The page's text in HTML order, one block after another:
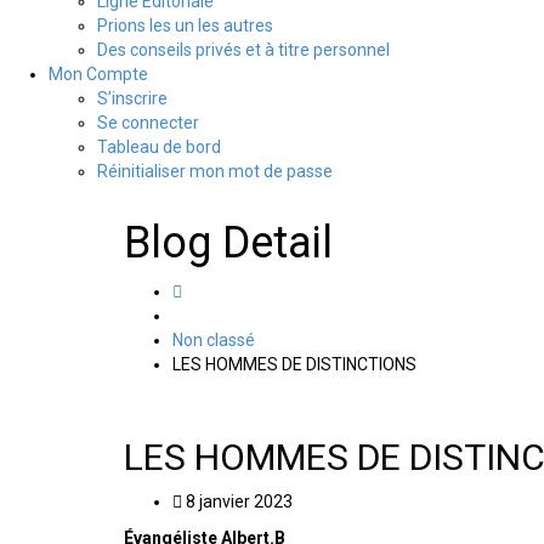
Prions les un les autres
Des conseils privés et à titre personnel
Mon Compte
S’inscrire
Se connecter
Tableau de bord
Réinitialiser mon mot de passe
Blog Detail
Non classé
LES HOMMES DE DISTINCTIONS
LES HOMMES DE
8 janvier 2023
Évangéliste Albert.B